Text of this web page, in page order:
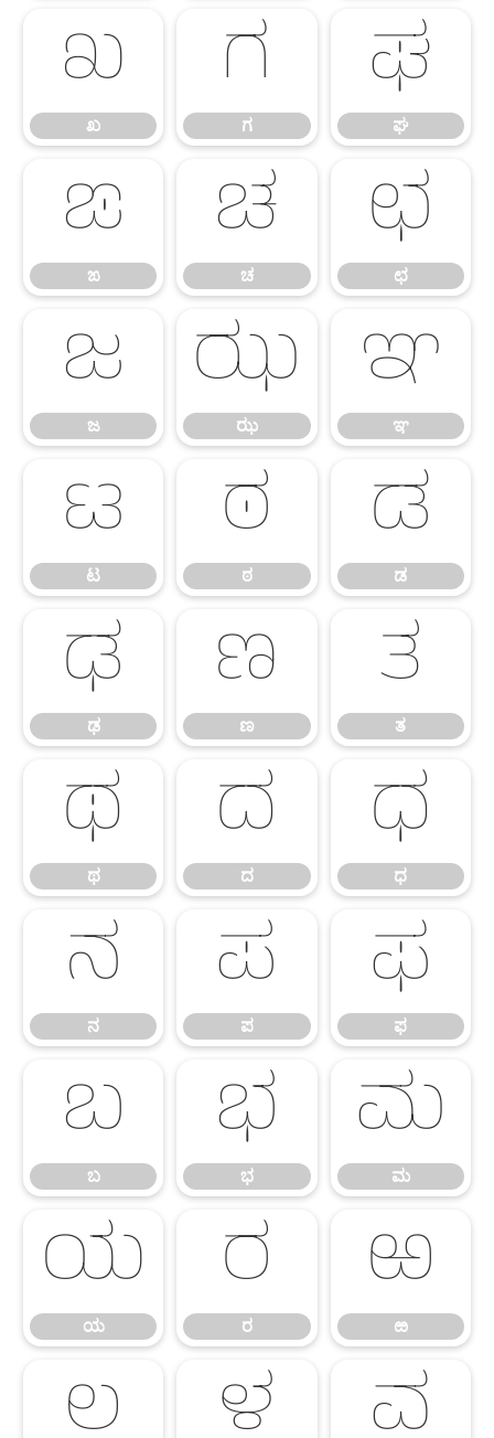
ಖ
ಖ ಗ
ಗ ಘ
ಘ
ಙ
ಙ ಚ
ಚ ಛ
ಛ
ಜ
ಜ ಝ
ಝ ಞ
ಞ
ಟ
ಟ ಠ
ಠ ಡ
ಡ
ಢ
ಢ ಣ
ಣ ತ
ತ
ಥ
ಥ ದ
ದ ಧ
ಧ
ನ
ನ ಪ
ಪ ಫ
ಫ
ಬ
ಬ ಭ
ಭ ಮ
ಮ
ಯ
ಯ ರ
ರ ಱ
ಱ